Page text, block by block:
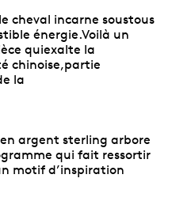
cheval incarne soustous
énergie.Voilà un
quiexalte la
chinoise,partie
la
argent sterling arbore
qui fait ressortir
motif d’inspiration